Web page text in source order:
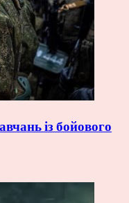
із бойового